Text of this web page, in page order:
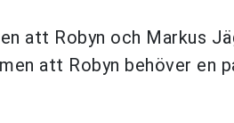
att Robyn och
att Robyn behöver en